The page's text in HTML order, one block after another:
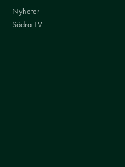
Nyheter
Södra-TV